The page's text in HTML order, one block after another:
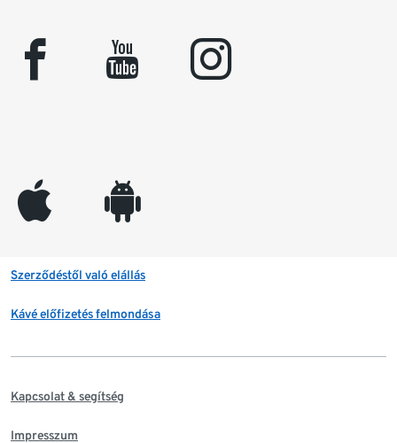
facebook youtube instagram
appleinc android
Szerződéstől való elállás
Kávé előfizetés felmondása
Kapcsolat & segítség
Impresszum